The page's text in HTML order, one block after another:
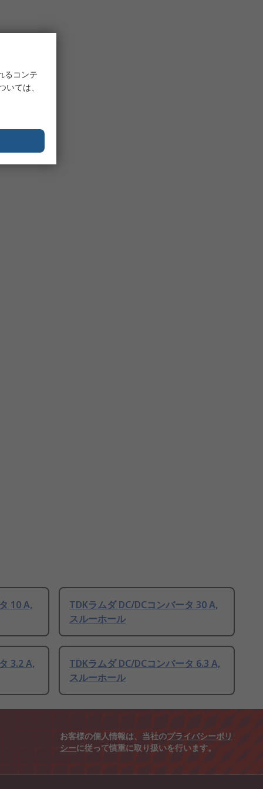
10 A,
TDKラムダ DC/DCコンバータ 30 A,
スルーホール
3.2 A,
TDKラムダ DC/DCコンバータ 6.3 A,
スルーホール
お客様の個人情報は、当社のプライバシーポリ
シーに従って慎重に取り扱いを行います。
るコンテ
ては、